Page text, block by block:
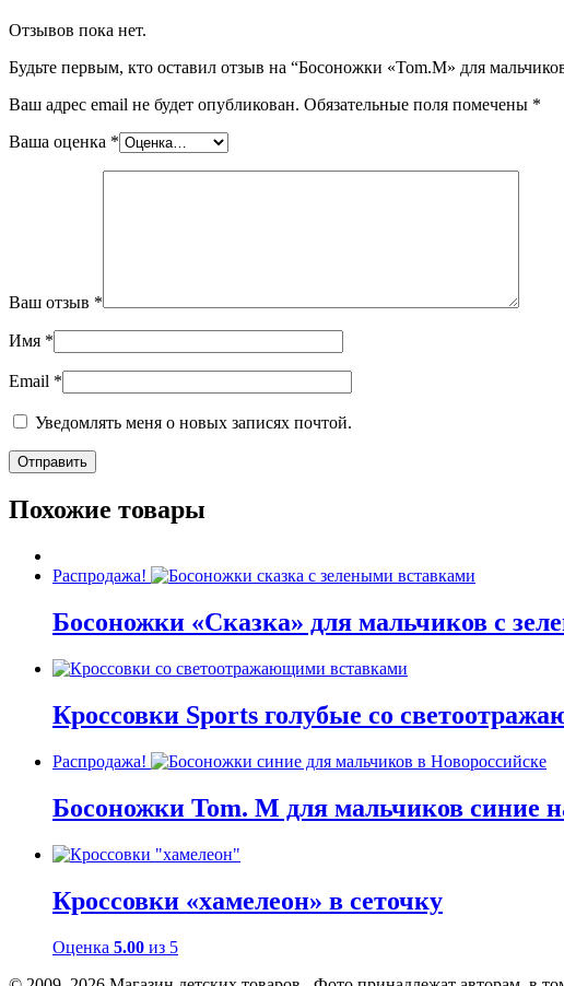
Отзывов пока нет.
Будьте первым, кто оставил отзыв на “Босоножки «Tom.M» для
Ваш адрес email не будет опубликован. Обязательные поля помечены *
Ваша оценка *
Ваш отзыв *
Имя *
Email *
Уведомлять меня о новых записях почтой.
Похожие товары
Распродажа!
Босоножки «Сказка» для мальчиков с
Кроссовки Sports голубые со
Распродажа!
Босоножки Tom. M для мальчиков синие
Кроссовки «хамелеон» в сеточку
Оценка 5.00 из 5